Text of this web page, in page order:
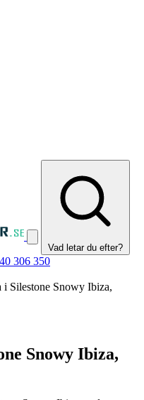
Vad letar du efter?
306 350
Silestone Snowy Ibiza,
Snowy Ibiza,